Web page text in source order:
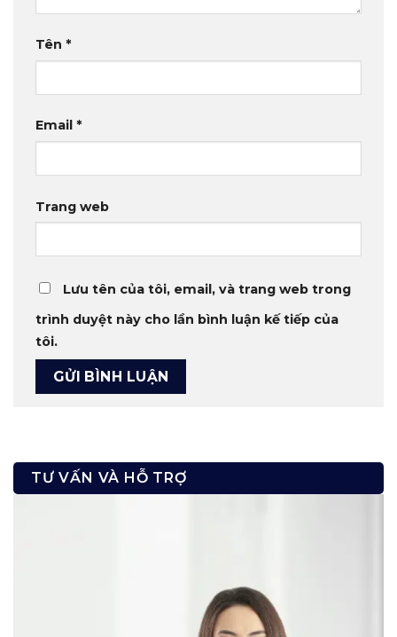
Tên *
Email *
Trang web
Lưu tên của tôi, email, và trang web trong
trình duyệt này cho lần bình luận kế tiếp của
tôi.
TƯ VẤN VÀ HỖ TRỢ